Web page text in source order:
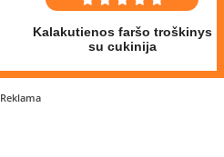
Kalakutienos faršo troškinys
su cukinija
Reklama